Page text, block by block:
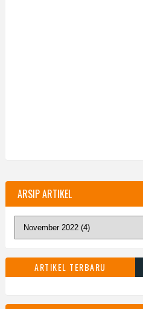
ARSIP ARTIKEL
ARTIKEL TERBARU